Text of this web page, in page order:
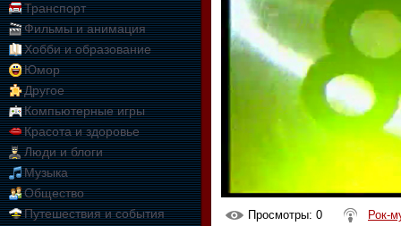
Транспорт
Фильмы и анимация
Хобби и образование
Юмор
Другое
Компьютерные игры
Красота и здоровье
Люди и блоги
Музыка
Общество
Путешествия и события
Просмотры: 0 Рок-